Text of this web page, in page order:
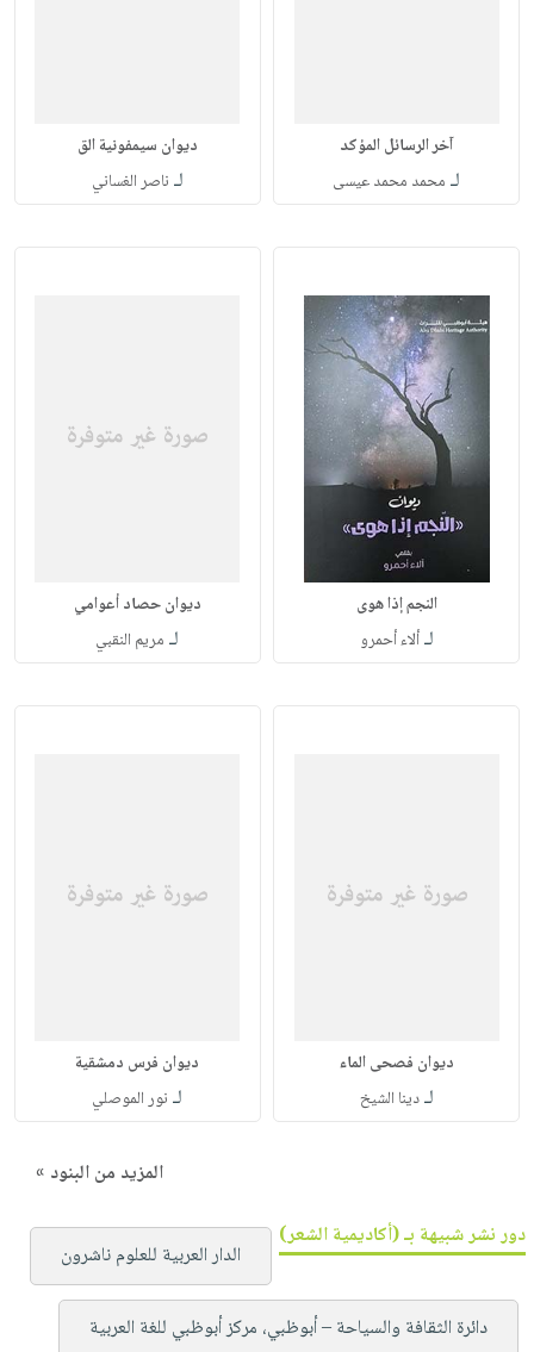
آخر الرسائل المؤكد
لـ محمد محمد عيسى
ديوان سيمفونية الق
لـ ناصر الغساني
النجم إذا هوى
لـألاء أحمرو
ديوان حصاد أعوامي
لـ مريم النقبي
ديوان فصحى الماء
لـدينا الشيخ
ديوان فرس دمشقية
لـ نور الموصلي
المزيد من البنود »
دور نشر شبيهة بـ (أكاديمية الشعر)
الدار العربية للعلوم ناشرون
دائرة الثقافة والسياحة – أبوظبي، مركز أبوظبي للغة العربية